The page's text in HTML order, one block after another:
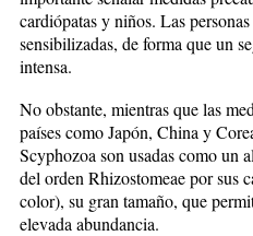
cardiópatas y niños. Las
sensibilizadas, de forma que un
intensa.
No obstante, mientras que las
países como Japón, China y
Scyphozoa son usadas como un
del orden Rhizostomeae por sus
color), su gran tamaño, que
elevada abundancia.